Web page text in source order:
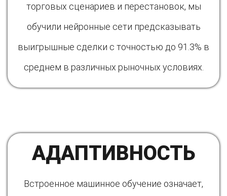
торговых сценариев и перестановок, мы
обучили нейронные сети предсказывать
выигрышные сделки с точностью до 91.3% в
среднем в различных рыночных условиях.
АДАПТИВНОСТЬ
Встроенное машинное обучение означает,